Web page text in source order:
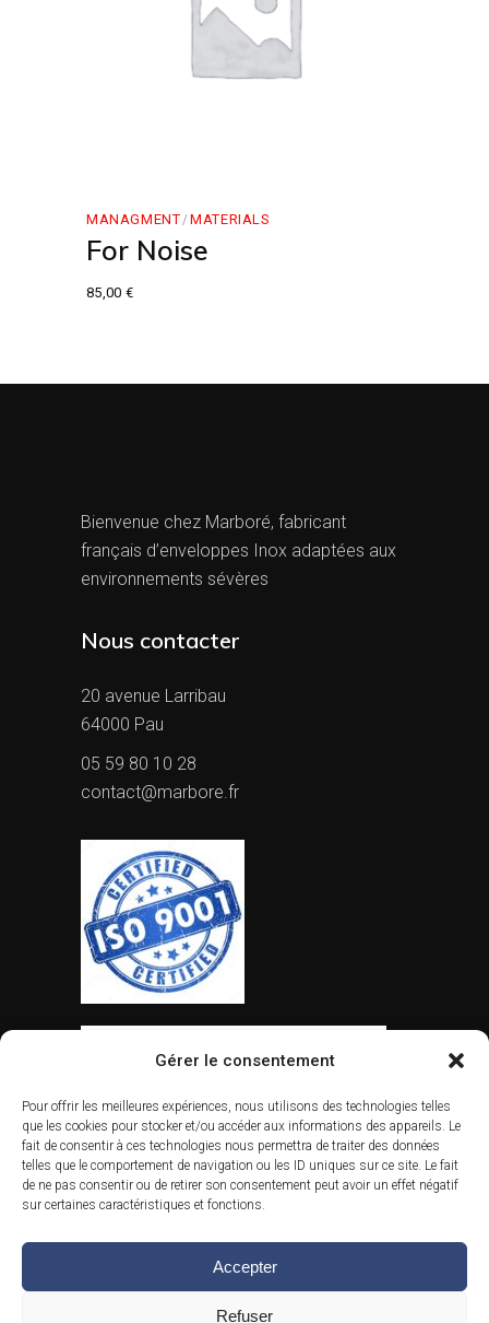
Gérer le consentement
Pour offrir les meilleures expériences, nous utilisons des technologies telles
que les cookies pour stocker et/ou accéder aux informations des appareils. Le
fait de consentir à ces technologies nous permettra de traiter des données
telles que le comportement de navigation ou les ID uniques sur ce site. Le fait
de ne pas consentir ou de retirer son consentement peut avoir un effet négatif
sur certaines caractéristiques et fonctions.
Accepter
Refuser
MANAGMENT MATERIALS
For Noise
85,00 €
Bienvenue chez Marboré, fabricant
français d’enveloppes Inox adaptées aux
environnements sévères
Nous contacter
20 avenue Larribau
64000 Pau
05 59 80 10 28
contact@marbore.fr